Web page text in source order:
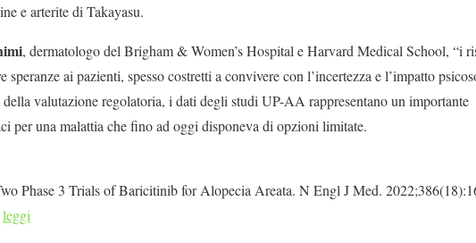
e arterite di Takayasu.
, dermatologo del Brigham & Women’s Hospital e Harvard Medical School, “i
ai pazienti, spesso costretti a convivere con l’incertezza e l’impatto
valutazione regolatoria, i dati degli studi UP-AA rappresentano un importante
per una malattia che fino ad oggi disponeva di opzioni limitate.
Phase 3 Trials of Baricitinib for Alopecia Areata. N Engl J Med.
leggi